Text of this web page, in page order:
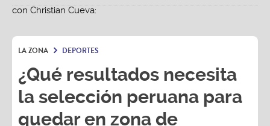
LA ZONA DEPORTES
¿Qué resultados necesita
la selección peruana para
quedar en zona de